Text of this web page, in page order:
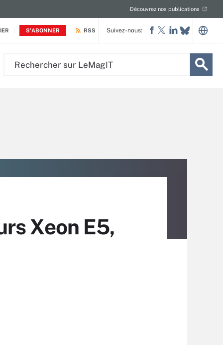
S'ABONNER
Découvrez nos publications
RSS Suivez-nous:
Xeon E5,